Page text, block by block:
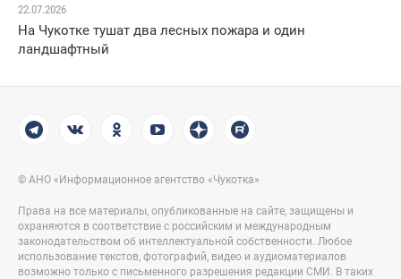
22.07.2026
На Чукотке тушат два лесных пожара и один
ландшафтный
© АНО «Информационное агентство «Чукотка»
Права на все материалы, опубликованные на сайте, защищены и
охраняются в соответствие с российским и международным
законодательством об интеллектуальной собственности. Любое
использование текстов, фотографий, видео и аудиоматериалов
возможно только с письменного разрешения редакции СМИ. В таких